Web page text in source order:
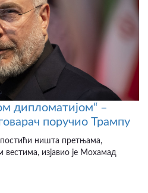
дипломатијом“ –
поручио Трампу
ништа претњама,
изјавио је Мохамад